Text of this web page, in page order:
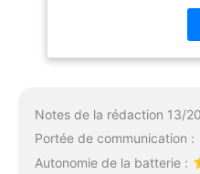
Notes de la rédaction 13/20
Portée de communication :
Autonomie de la batterie :